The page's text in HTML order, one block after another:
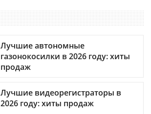
Лучшие автономные
газонокосилки в 2026 году: хиты
продаж
Лучшие видеорегистраторы в
2026 году: хиты продаж